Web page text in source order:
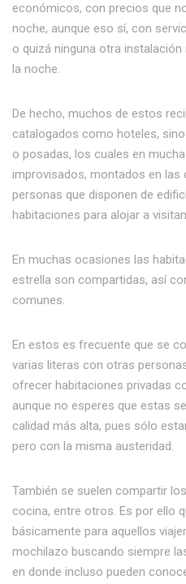
económicos, con precios que
noche, aunque eso sí, con
o quizá ninguna otra
la noche.
De hecho, muchos de estos
catalogados como hoteles,
o posadas, los cuales en
improvisados, montados en las
personas que disponen de
habitaciones para alojar a
En muchas ocasiones las
estrella son compartidas, así
comunes.
En estos es frecuente que se
varias literas con otras
ofrecer habitaciones privadas
aunque no esperes que estas
calidad más alta, pues sólo
pero con la misma austeridad.
También se suelen compartir
cocina, entre otros. Es por ello
básicamente para aquellos
mochilazo buscando siempre
en donde incluso pueden